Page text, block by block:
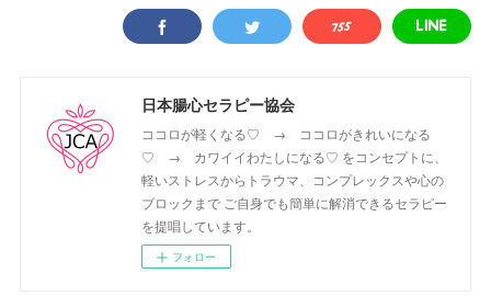
日本腸心セラピー協会
ココロが軽くなる♡ → ココロがきれいになる
♡ → カワイイわたしになる♡ をコンセプトに、
軽いストレスからトラウマ、コンプレックスや心の
ブロックまで ご自身でも簡単に解消できるセラピー
を提唱しています。
フォロー